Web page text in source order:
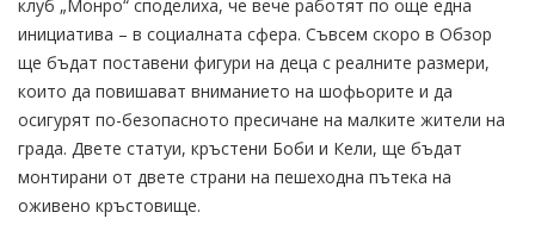
клуб „Монро“ споделиха, че вече работят по още една
инициатива – в социалната сфера. Съвсем скоро в Обзор
ще бъдат поставени фигури на деца с реалните размери,
които да повишават вниманието на шофьорите и да
осигурят по-безопасното пресичане на малките жители на
града. Двете статуи, кръстени Боби и Кели, ще бъдат
монтирани от двете страни на пешеходна пътека на
оживено кръстовище.